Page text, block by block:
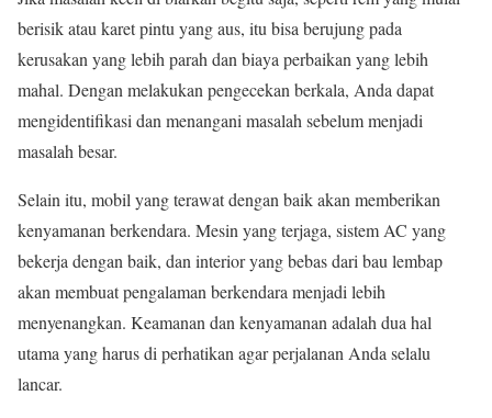
berisik atau karet pintu yang aus, itu bisa berujung pada
kerusakan yang lebih parah dan biaya perbaikan yang lebih
mahal. Dengan melakukan pengecekan berkala, Anda dapat
mengidentifikasi dan menangani masalah sebelum menjadi
masalah besar.
Selain itu, mobil yang terawat dengan baik akan memberikan
kenyamanan berkendara. Mesin yang terjaga, sistem AC yang
bekerja dengan baik, dan interior yang bebas dari bau lembap
akan membuat pengalaman berkendara menjadi lebih
menyenangkan. Keamanan dan kenyamanan adalah dua hal
utama yang harus di perhatikan agar perjalanan Anda selalu
lancar.